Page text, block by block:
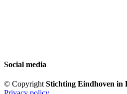
Social media
© CopyrightStichting Eindhoven in